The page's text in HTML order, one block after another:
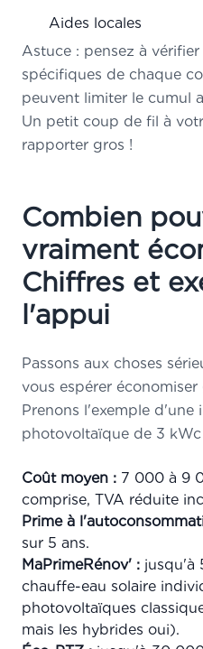
Aides locales
Astuce : pensez à
spécifiques de chaque
peuvent limiter le cumul
Un petit coup de fil à
rapporter gros !
Combien
vraiment
Chiffres et
l'appui
Passons aux choses
vous espérer
Prenons l'exemple d'une
photovoltaïque de 3
Coût moyen : 7 000 à 9
comprise, TVA réduite
Prime à
sur 5 ans.
MaPrimeRénov' : jusqu'à
chauffe-eau solaire
photovoltaïques
mais les hybrides oui).